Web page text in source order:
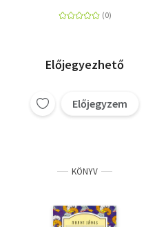
Előjegyezhető
Előjegyzem
KÖNYV